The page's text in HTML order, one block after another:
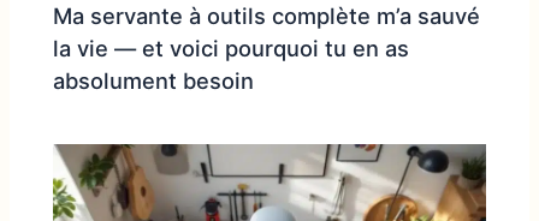
Ma servante à outils complète m’a sauvé
la vie — et voici pourquoi tu en as
absolument besoin